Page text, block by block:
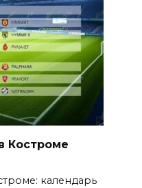
Костроме
календарь